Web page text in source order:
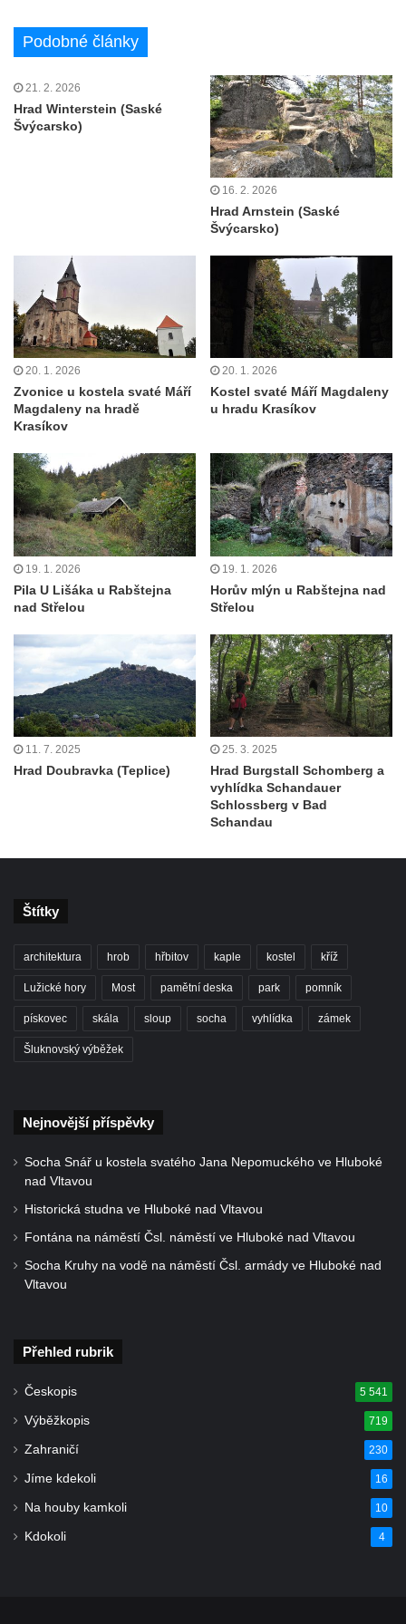
Podobné články
21. 2. 2026
Hrad Winterstein (Saské
Švýcarsko)
16. 2. 2026
Hrad Arnstein (Saské
Švýcarsko)
20. 1. 2026
Zvonice u kostela svaté Máří
Magdaleny na hradě
Krasíkov
20. 1. 2026
Kostel svaté Máří Magdaleny
u hradu Krasíkov
19. 1. 2026
Pila U Lišáka u Rabštejna
nad Střelou
19. 1. 2026
Horův mlýn u Rabštejna nad
Střelou
11. 7. 2025
Hrad Doubravka (Teplice)
25. 3. 2025
Hrad Burgstall Schomberg a
vyhlídka Schandauer
Schlossberg v Bad
Schandau
Štítky
architektura hrob hřbitov kaple kostel kříž
Lužické hory Most pamětní deska park pomník
pískovec skála sloup socha vyhlídka zámek
Šluknovský výběžek
Nejnovější příspěvky
Socha Snář u kostela svatého Jana Nepomuckého ve Hluboké
nad Vltavou
Historická studna ve Hluboké nad Vltavou
Fontána na náměstí Čsl. náměstí ve Hluboké nad Vltavou
Socha Kruhy na vodě na náměstí Čsl. armády ve Hluboké nad
Vltavou
Přehled rubrik
Českopis 5 541
Výběžkopis 719
Zahraničí 230
Jíme kdekoli 16
Na houby kamkoli 10
Kdokoli 4